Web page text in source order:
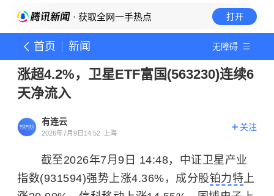
· 获取全网一手热点 打开
首页 新闻 无障碍
涨超4.2%，卫星ETF富国(563230)连续6
天净流入
有连云
2026年7月9日14:52 上海
关注
截至2026年7月9日 14:48，中证卫星产业
指数(931594)强势上涨4.36%，成分股铂力特上